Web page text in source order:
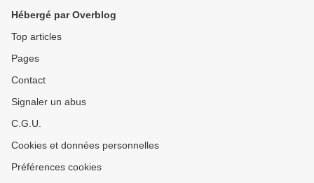
Hébergé par Overblog
Top articles
Pages
Contact
Signaler un abus
C.G.U.
Cookies et données personnelles
Préférences cookies